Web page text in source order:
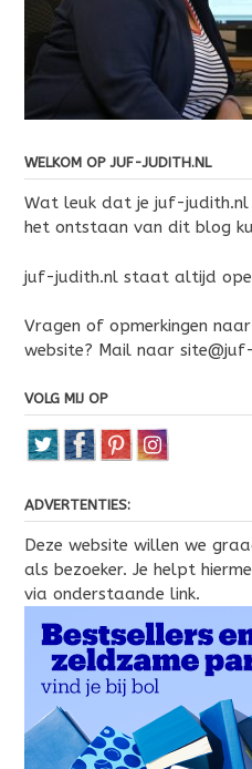
WELKOM OP JUF-JUDITH.NL
Wat leuk dat je juf-judith.nl
het ontstaan van dit blog
juf-judith.nl staat altijd
Vragen of opmerkingen
website? Mail naar
VOLG MIJ OP
ADVERTENTIES:
Deze website willen we
als bezoeker. Je helpt
via onderstaande link.